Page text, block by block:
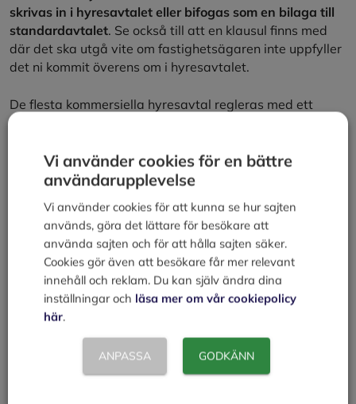
skrivas in i hyresavtalet eller bifogas som en bilaga till
standardavtalet. Se också till att en klausul finns med
där det ska utgå vite om fastighetsägaren inte uppfyller
det ni kommit överens om i hyresavtalet.
De flesta kommersiella hyresavtal regleras med ett
standardformulär – Sveriges Fastighetsägares
Hyresvärden vill självklart ha ett avtal som gäller under
vara i längsta laget eftersom osäkerheten med
företagsstarten alltid är stor. Det brukar dock vara
möjligt att få kortare avtalstid om inte marknaden är
”överhettad” d.v.s. det råder brist på motsvarande
lokaler. Vanligt förekommande hyrestider är 1 – 2 år på
kontorslokaler (uppsägningstid omkring 6 månader) och
3 år på industrilokaler (uppsägningstid ca 9 -12
I de flesta hyreskontrakt finns en indexklausul som
Vi använder cookies för en bättre
användarupplevelse
Vi använder cookies för att kunna se hur sajten
används, göra det lättare för besökare att
använda sajten och för att hålla sajten säker.
Cookies gör även att besökare får mer relevant
innehåll och reklam. Du kan själv ändra dina
inställningar och läsa mer om vår cookiepolicy
här.
ANPASSA GODKÄNN